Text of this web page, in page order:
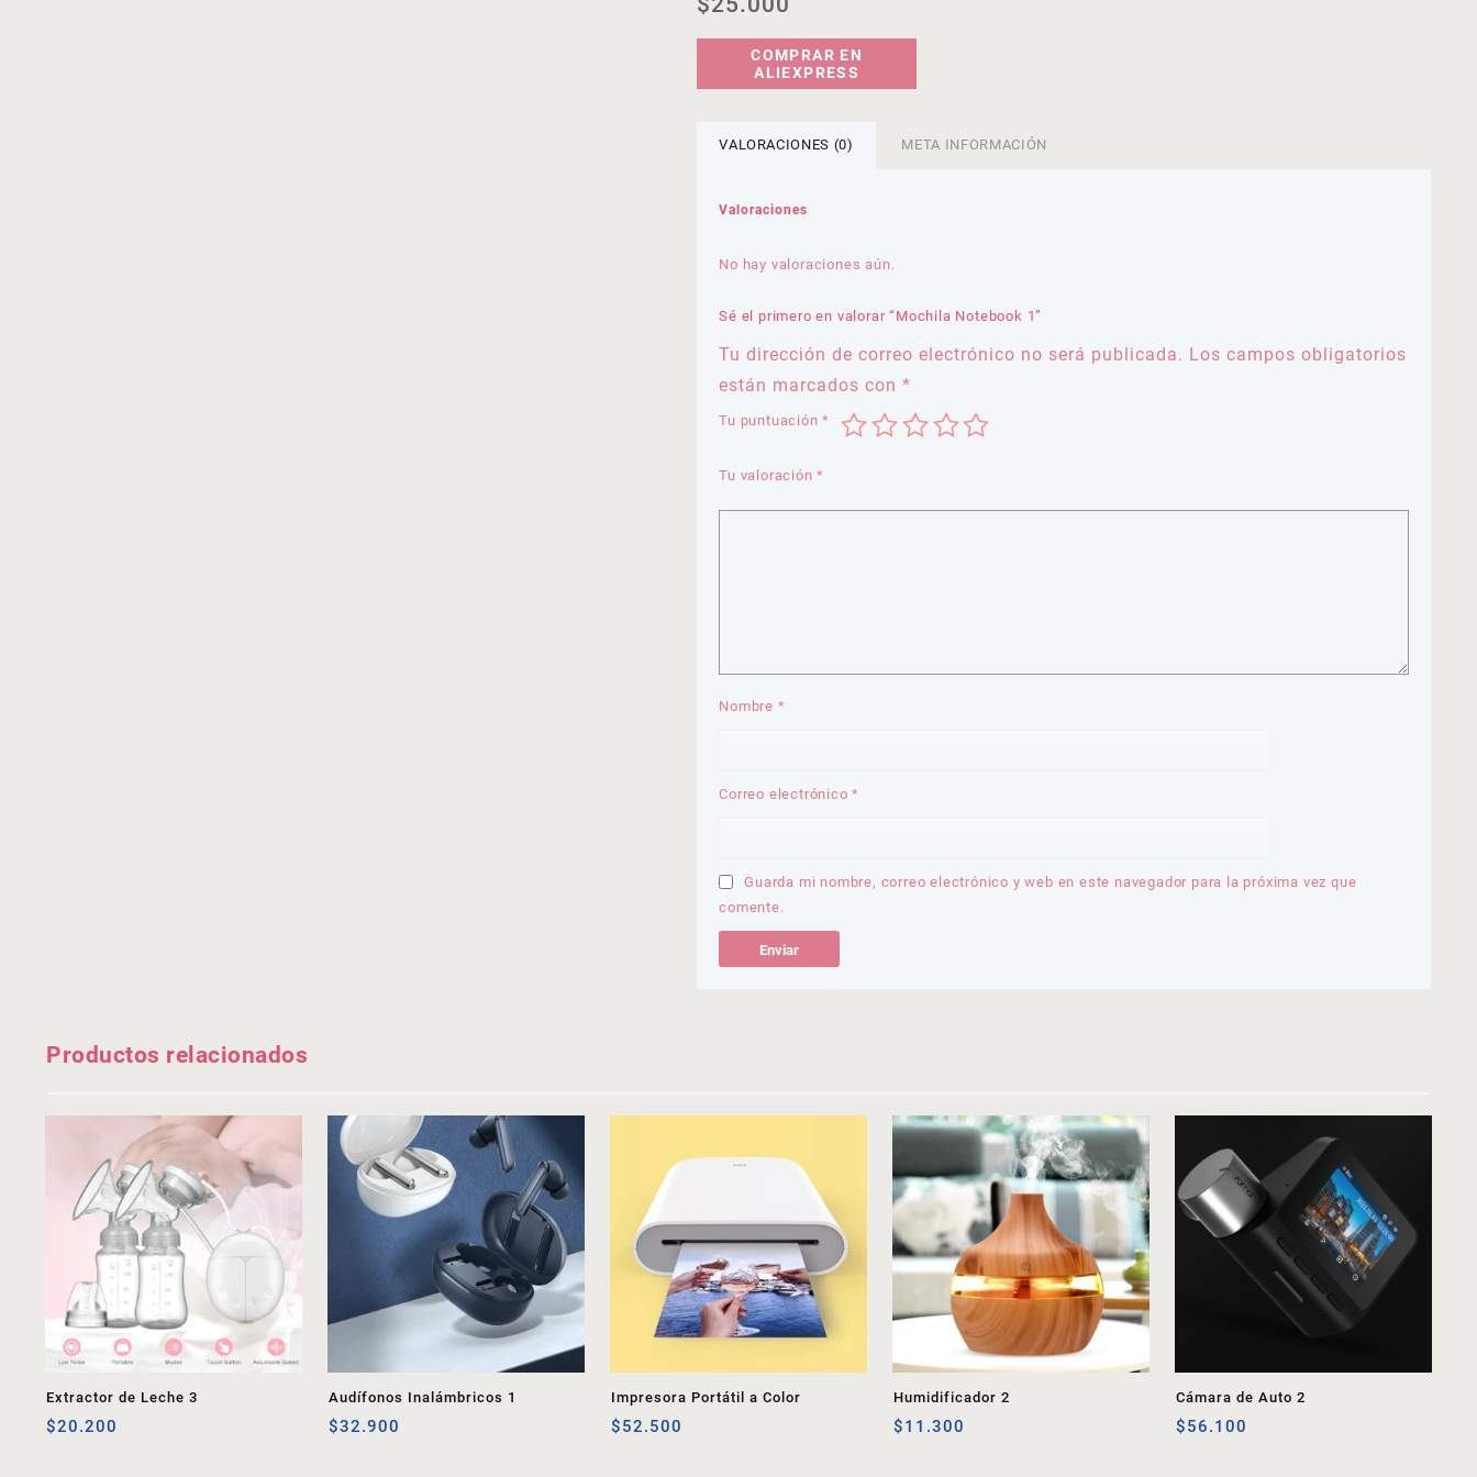
COMPRAR EN
ALIEXPRESS
VALORACIONES (0) META INFORMACIÓN
Valoraciones
No hay valoraciones aún.
Sé el primero en valorar “Mochila Notebook 1”
Tu dirección de correo electrónico no será publicada. Los campos obligatorios
están marcados con*
Tu puntuación*
Tu valoración*
Nombre *
Correo electrónico*
Guarda mi nombre, correo electrónico y web en este navegador para la próxima vez que
comente.
Productos relacionados
Extractor de Leche 3
$20.200
Audífonos Inalámbricos 1
$32.900
Impresora Portátil a Color
$52.500
Humidificador 2
$11.300
Cámara de Auto 2
$56.100